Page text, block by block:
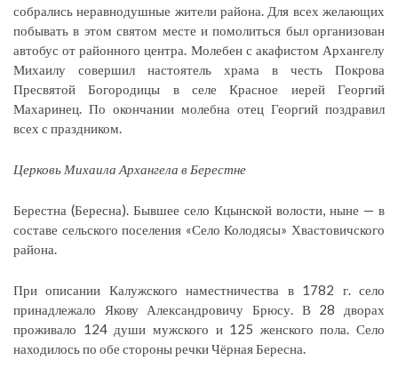
собрались неравнодушные жители района. Для всех желающих
побывать в этом святом месте и помолиться был организован
автобус от районного центра. Молебен с акафистом Архангелу
Михаилу совершил настоятель храма в честь Покрова
Пресвятой Богородицы в селе Красное иерей Георгий
Махаринец. По окончании молебна отец Георгий поздравил
всех с праздником.
Церковь Михаила Архангела в Берестне
Берестна (Бересна). Бывшее село Кцынской волости, ныне — в
составе сельского поселения «Село Колодясы» Хвастовичского
района.
При описании Калужского наместничества в 1782 г. село
принадлежало Якову Александровичу Брюсу. В 28 дворах
проживало 124 души мужского и 125 женского пола. Село
находилось по обе стороны речки Чёрная Бересна.